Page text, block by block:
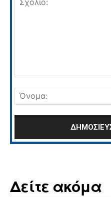
Δείτε ακόμα